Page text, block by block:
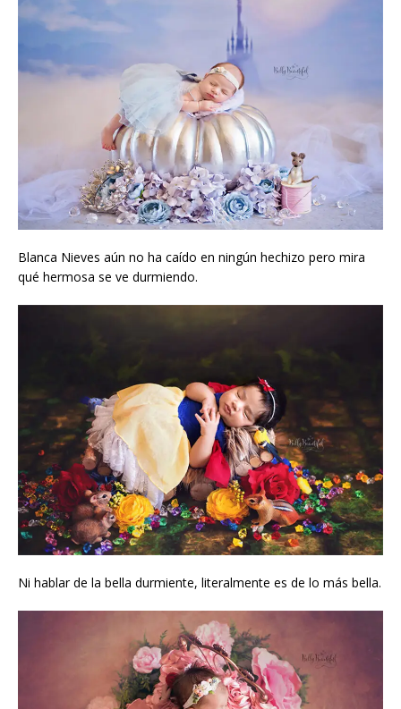
Blanca Nieves aún no ha caído en ningún hechizo pero mira
qué hermosa se ve durmiendo.
Ni hablar de la bella durmiente, literalmente es de lo más bella.